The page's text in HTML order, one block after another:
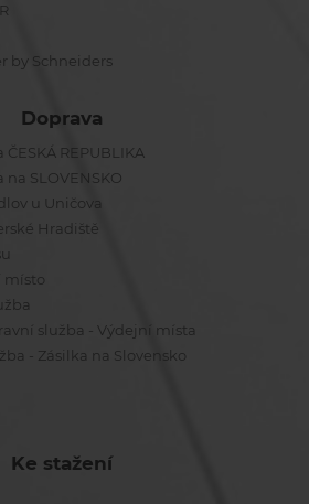
by Schneiders
Doprava
REPUBLIKA
na SLOVENSKO
u Uničova
Hradiště
místo
služba - Výdejní místa
- Zásilka na Slovensko
Ke stažení